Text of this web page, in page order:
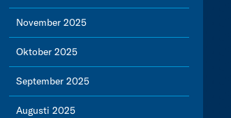
November 2025
Oktober 2025
September 2025
Augusti 2025